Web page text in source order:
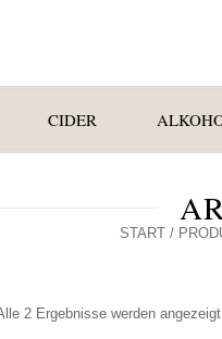
CIDER
START /
2 Ergebnisse werden angezeigt